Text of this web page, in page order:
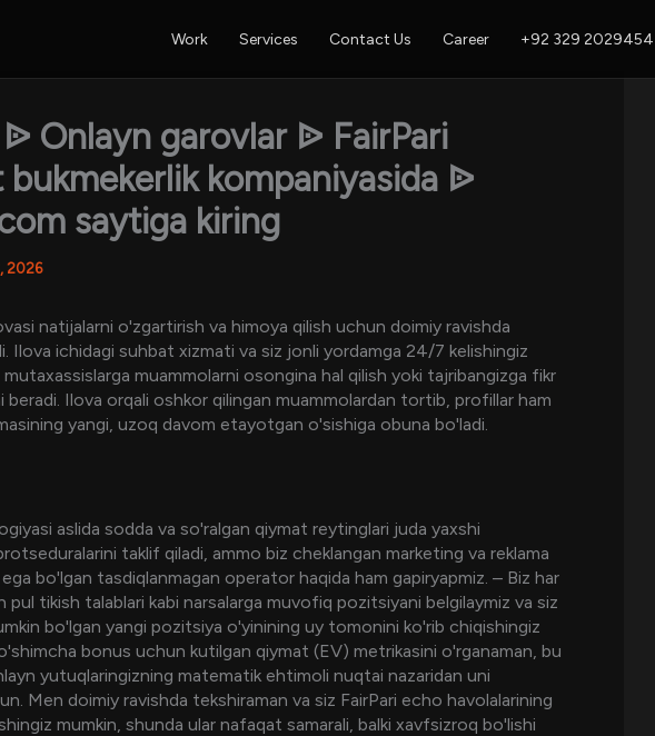
Work Services Contact Us Career +92 329 2029454
ᐉ Onlayn garovlar ᐉ FairPari
kompaniyasida ᐉ
saytiga kiring
2026
natijalarni o'zgartirish va himoya qilish uchun doimiy ravishda
Ilova ichidagi suhbat xizmati va siz jonli yordamga 24/7 kelishingiz
muammolarni osongina hal qilish yoki tajribangizga fikr
beradi. Ilova orqali oshkor qilingan muammolardan tortib, profillar ham
yangi, uzoq davom etayotgan o'sishiga obuna bo'ladi.
aslida sodda va so'ralgan qiymat reytinglari juda yaxshi
taklif qiladi, ammo biz cheklangan marketing va reklama
bo'lgan tasdiqlanmagan operator haqida ham gapiryapmiz. – Biz har
pul tikish talablari kabi narsalarga muvofiq pozitsiyani belgilaymiz va siz
bo'lgan yangi pozitsiya o'yinining uy tomonini ko'rib chiqishingiz
bonus uchun kutilgan qiymat (EV) metrikasini o'rganaman, bu
yutuqlaringizning matematik ehtimoli nuqtai nazaridan uni
Men doimiy ravishda tekshiraman va siz FairPari echo havolalarining
mumkin, shunda ular nafaqat samarali, balki xavfsizroq bo'lishi